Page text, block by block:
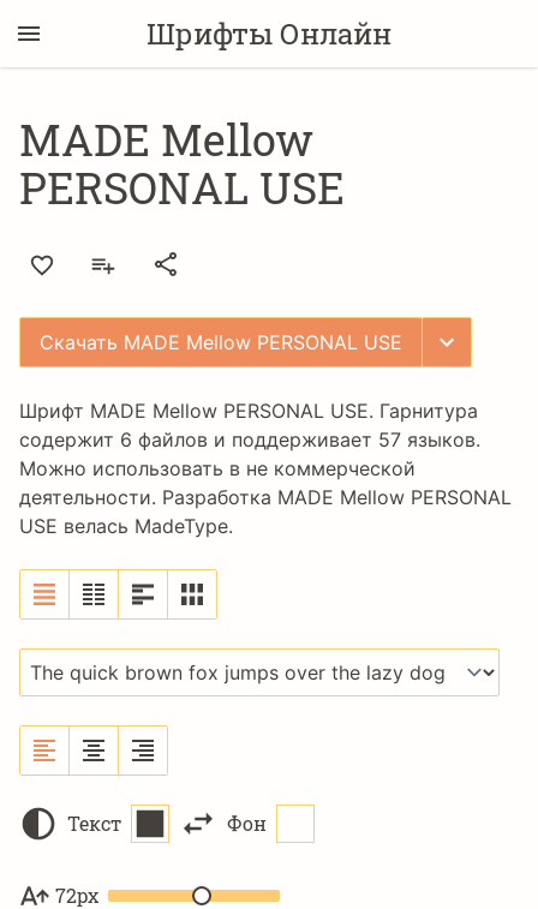
Шрифты Онлайн
MADE Mellow
PERSONAL USE
Скачать MADE Mellow PERSONAL USE
Шрифт MADE Mellow PERSONAL USE. Гарнитура
содержит 6 файлов и поддерживает 57 языков.
Можно использовать в не коммерческой
деятельности. Разработка MADE Mellow PERSONAL
USE велась MadeType.
Текст Фон
72px